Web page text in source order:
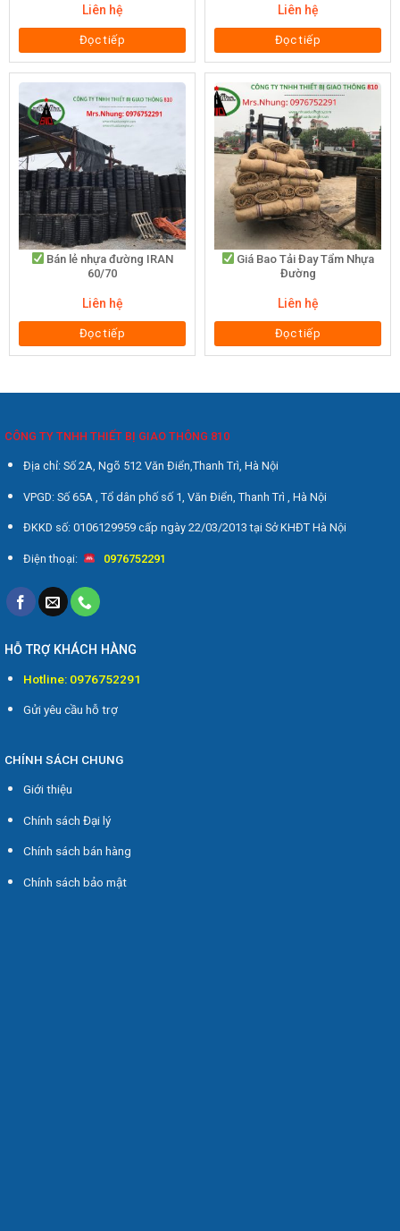
Liên hệ
Đọc tiếp
Liên hệ
Đọc tiếp
Bán lẻ nhựa đường IRAN
60/70
Liên hệ
Đọc tiếp
Giá Bao Tải Đay Tẩm Nhựa
Đường
Liên hệ
Đọc tiếp
CÔNG TY TNHH THIẾT BỊ GIAO THÔNG 810
Địa chỉ: Số 2A, Ngõ 512 Văn Điển,Thanh Trì, Hà Nội
VPGD: Số 65A , Tổ dân phố số 1, Văn Điển, Thanh Trì , Hà Nội
ĐKKD số: 0106129959 cấp ngày 22/03/2013 tại Sở KHĐT Hà Nội
Điện thoại: 0976752291
HỖ TRỢ KHÁCH HÀNG
Hotline: 0976752291
Gửi yêu cầu hỗ trợ
CHÍNH SÁCH CHUNG
Giới thiệu
Chính sách Đại lý
Chính sách bán hàng
Chính sách bảo mật